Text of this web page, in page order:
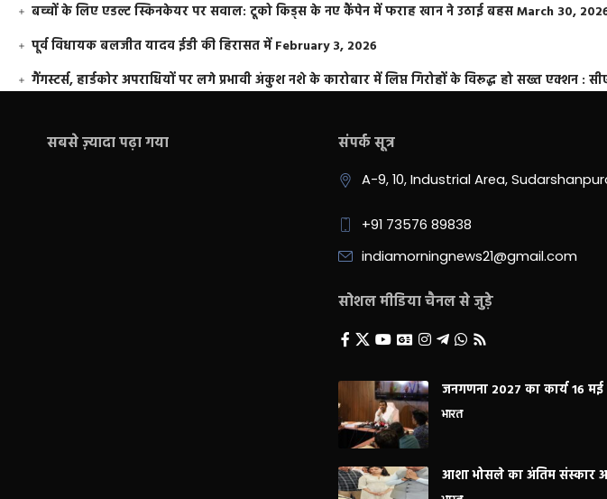
बच्चों के लिए एडल्ट स्किनकेयर पर सवाल: टूको किड्स के नए कैंपेन में फराह खान ने उठाई बहसMarch 30,
पूर्व विधायक बलजीत यादव ईडी की हिरासत में February 3, 2026
गैंगस्टर्स, हार्डकोर अपराधियों पर लगे प्रभावी अंकुश नशे के कारोबार में लिप्त गिरोहों के विरूद्ध हो सख्त एक्शन :
सबसे ज़्यादा पढ़ा गया संपर्क सूत्र
A-9, 10, Industrial Area,
+91 73576 89838
indiamorningnews21@gmail.com
सोशल मीडिया चैनल से जुड़े
जनगणना 2027 का कार्य 16
भारत
आशा भोसले का अंतिम संस्कार